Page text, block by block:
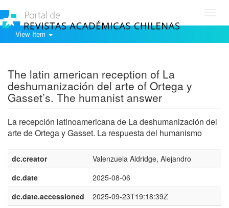
View Item
The latin american reception of La
deshumanización del arte of Ortega y
Gasset’s. The humanist answer
La recepción latinoamericana de La deshumanización del
arte de Ortega y Gasset. La respuesta del humanismo
dc.creator
Valenzuela Aldridge, Alejandro
dc.date
2025-08-06
dc.date.accessioned
2025-09-23T19:18:39Z